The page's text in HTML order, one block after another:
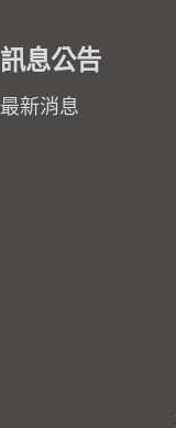
訊息公告
最新消息